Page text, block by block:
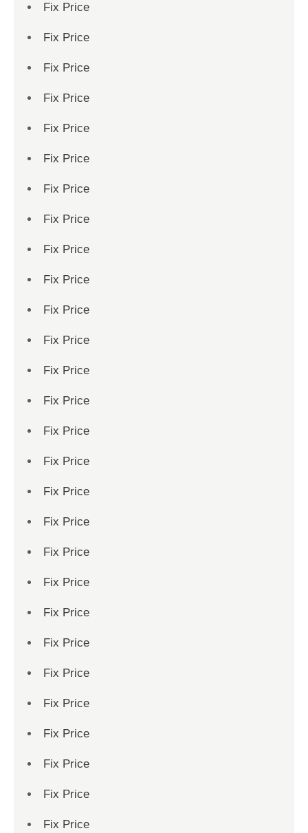
Fix Price
Fix Price
Fix Price
Fix Price
Fix Price
Fix Price
Fix Price
Fix Price
Fix Price
Fix Price
Fix Price
Fix Price
Fix Price
Fix Price
Fix Price
Fix Price
Fix Price
Fix Price
Fix Price
Fix Price
Fix Price
Fix Price
Fix Price
Fix Price
Fix Price
Fix Price
Fix Price
Fix Price